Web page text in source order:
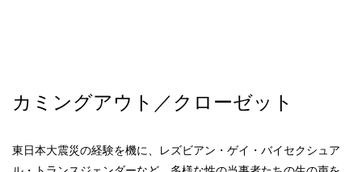
カミングアウト／クローゼット
東日本大震災の経験を機に、レズビアン・ゲイ・バイセクシュア